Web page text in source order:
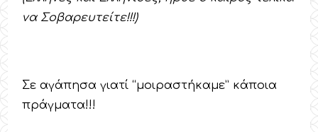
να Σοβαρευτείτε!!!)
Σε αγάπησα γιατί “μοιραστήκαμε” κάποια
πράγματα!!!